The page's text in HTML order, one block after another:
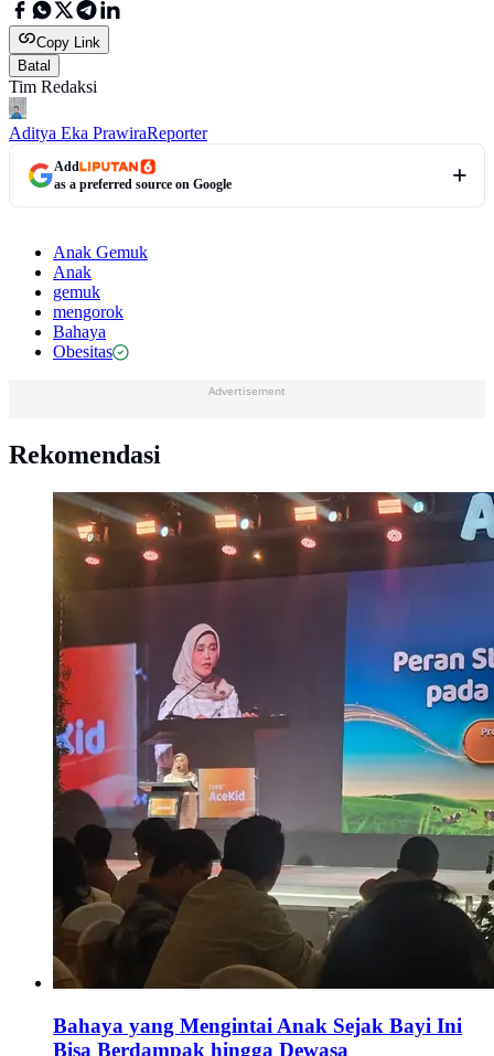
Copy Link
Batal
Tim Redaksi
Aditya Eka PrawiraReporter
Add
as a preferred source on Google
Anak Gemuk
Anak
gemuk
mengorok
Bahaya
Obesitas
Advertisement
Rekomendasi
Bahaya yang Mengintai Anak Sejak Bayi Ini
Bisa Berdampak hingga Dewasa